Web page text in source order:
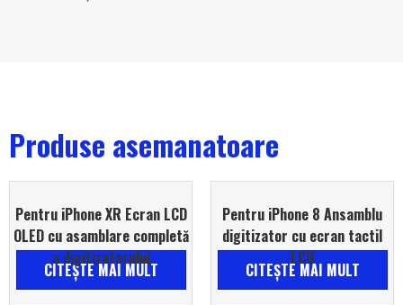
Produse asemanatoare
Pentru iPhone XR Ecran LCD
OLED cu asamblare completă
a digitizatorului
CITEŞTE MAI MULT
Pentru iPhone 8 Ansamblu
digitizator cu ecran tactil
LCD
CITEŞTE MAI MULT